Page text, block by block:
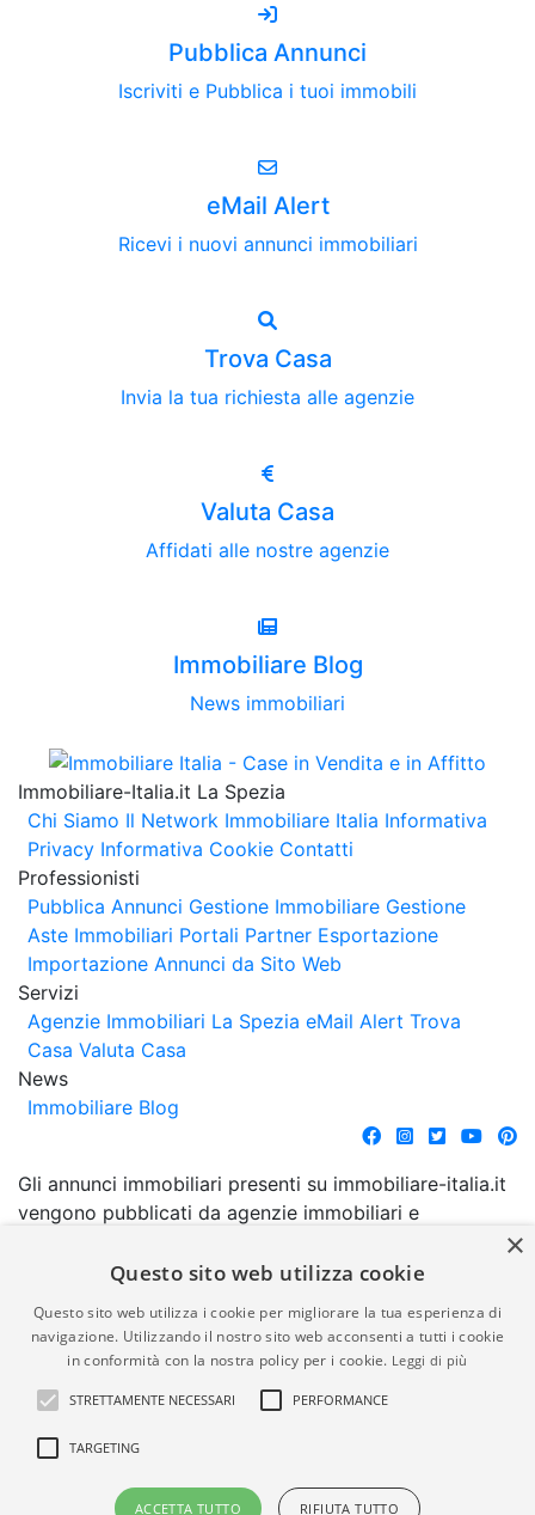
Pubblica Annunci
Iscriviti e Pubblica i tuoi immobili
eMail Alert
Ricevi i nuovi annunci immobiliari
Trova Casa
Invia la tua richiesta alle agenzie
Valuta Casa
Affidati alle nostre agenzie
Immobiliare Blog
News immobiliari
Immobiliare-Italia.it La Spezia
Chi Siamo Il Network Immobiliare Italia Informativa
Privacy Informativa Cookie Contatti
Professionisti
Pubblica Annunci Gestione Immobiliare Gestione
Aste Immobiliari Portali Partner Esportazione
Importazione Annunci da Sito Web
Servizi
Agenzie Immobiliari La Spezia eMail Alert Trova
Casa Valuta Casa
News
Immobiliare Blog
Gli annunci immobiliari presenti su immobiliare-italia.it
vengono pubblicati da agenzie immobiliari e
comporta l'approvazione o l'avallo da parte di
garanzia da parte di quest'ultima. immobiliare-italia.it
quindi non è responsabile della veridicità, della
correttezza, della completezza, della normativa in
materia di privacy e/o di alcun altro aspetto dei
suddetti annunci.
© Copyright 2007 - 2026
Powered by
×
Questo sito web utilizza cookie
Questo sito web utilizza i cookie per migliorare la tua esperienza di
navigazione. Utilizzando il nostro sito web acconsenti a tutti i cookie
in conformità con la nostra policy per i cookie. Leggi di più
STRETTAMENTE NECESSARI PERFORMANCE
TARGETING
ACCETTA TUTTO RIFIUTA TUTTO